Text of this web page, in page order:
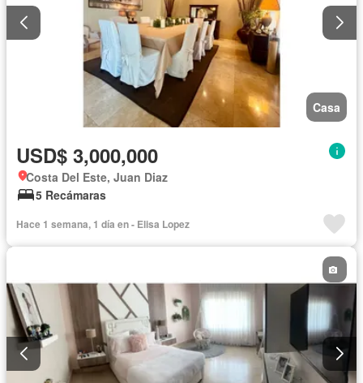
Casa
USD$ 3,000,000
Costa Del Este, Juan Diaz
5 Recámaras
Hace 1 semana, 1 día en - Elisa Lopez